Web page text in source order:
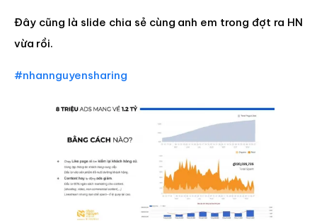
Đây cũng là slide chia sẻ cùng anh em trong đợt ra HN
vừa rồi.
#nhannguyensharing